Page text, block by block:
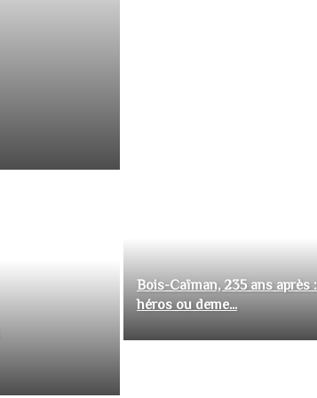
Bois-Caïman, 235 ans après
héros ou deme...